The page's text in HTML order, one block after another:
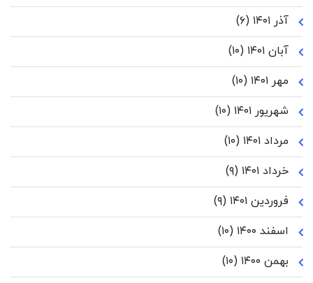
آذر ۱۴۰۱
(۶)
آبان ۱۴۰۱
(۱۰)
مهر ۱۴۰۱
(۱۰)
شهریور ۱۴۰۱
(۱۰)
مرداد ۱۴۰۱
(۱۰)
خرداد ۱۴۰۱
(۹)
فروردین ۱۴۰۱
(۹)
اسفند ۱۴۰۰
(۱۰)
بهمن ۱۴۰۰
(۱۰)